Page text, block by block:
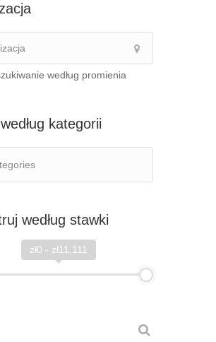
według promienia
kategorii
według stawki
zł0 - zł11,111